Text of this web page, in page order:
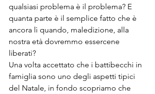
qualsiasi problema è il problema? E
quanta parte è il semplice fatto che è
ancora lì quando, maledizione, alla
nostra età dovremmo essercene
liberati?
Una volta accettato che i battibecchi in
famiglia sono uno degli aspetti tipici
del Natale, in fondo scopriamo che